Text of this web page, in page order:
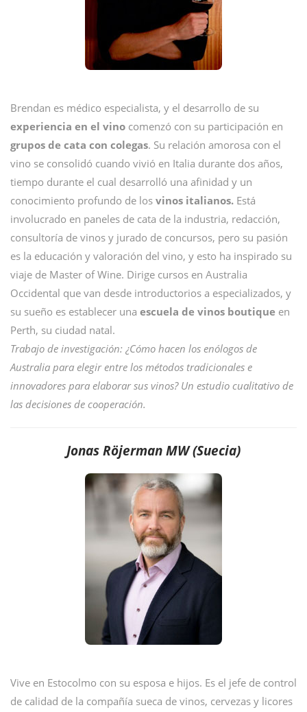
Brendan es médico especialista, y el desarrollo de su
experiencia en el vino comenzó con su participación en
grupos de cata con colegas. Su relación amorosa con el
vino se consolidó cuando vivió en Italia durante dos años,
tiempo durante el cual desarrolló una afinidad y un
conocimiento profundo de los vinos italianos. Está
involucrado en paneles de cata de la industria, redacción,
consultoría de vinos y jurado de concursos, pero su pasión
es la educación y valoración del vino, y esto ha inspirado su
viaje de Master of Wine. Dirige cursos en Australia
Occidental que van desde introductorios a especializados, y
su sueño es establecer una escuela de vinos boutique en
Perth, su ciudad natal.
Trabajo de investigación: ¿Cómo hacen los enólogos de
Australia para elegir entre los métodos tradicionales e
innovadores para elaborar sus vinos? Un estudio cualitativo de
las decisiones de cooperación.
Jonas Röjerman MW (Suecia)
Vive en Estocolmo con su esposa e hijos. Es el jefe de control
de calidad de la compañía sueca de vinos, cervezas y licores